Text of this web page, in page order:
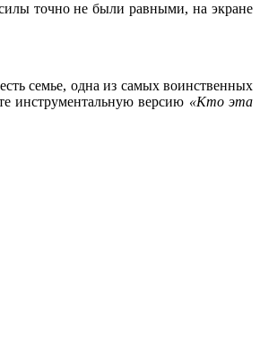
точно не были равными, на экране
семье, одна из самых воинственных
инструментальную версию «Кто эта